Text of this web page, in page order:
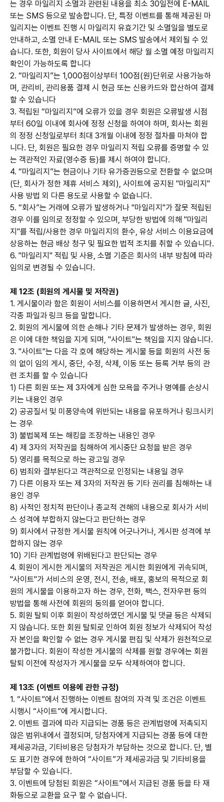
는 경우 마일리지 소멸과 관련된 내용을 최소 30일전에 E-MAIL
또는 SMS 등으로 발송합니다. 단, 특정 이벤트를 통해 제공된 마
일리지는 이벤트 진행 시 마일리지 유효기간 및 소멸일을 별도로
안내하고, 소멸 안내 E-MAIL 또는 SMS 발송에서 제외될 수 있
습니다. 또한, 회원이 당사 사이트에서 해당 월 소멸 예정 마일리지
확인이 가능하도록 합니다
2. “마일리지”는 1,000점이상부터 100점(원)단위로 사용가능하
며, 관리비, 관리용품 결제 시 현금 또는 신용카드와 합산하여 결제
할 수 있습니다
3. 적립된 “마일리지”에 오류가 있을 경우 회원은 오류발생 시점
부터 60일 이내에 회사에 정정 신청을 하여야 하며, 회사는 회원
의 정정 신청일로부터 최대 3개월 이내에 정정 절차를 마쳐야 합
니다. 단, 회원은 필요한 경우 마일리지 적립 오류를 증명할 수 있
는 객관적인 자료(영수증 등)를 제시 하여야 합니다.
4. “마일리지”는 현금이나 기타 유가증권등으로 전환할 수 없으며
(단, 회사가 정한 제휴 서비스 제외), 사이트에 공지된 "마일리지"
사용 방법 외 다른 용도로 사용할 수 없습니다.
5. “회사”는 거래에 오류가 발생하거나 "마일리지"가 잘못 적립된
경우 이를 임의로 정정할 수 있으며, 부당한 방법에 의해 "마일리
지"를 적립/사용한 경우 마일리지의 환수, 유상 서비스 이용요금에
상응하는 현금 배상 청구 및 필요한 법적 조치를 취할 수 있습니다.
6. "마일리지" 적립 및 사용, 소멸 기준은 회사의 내부 방침에 따라
임의로 변경될 수 있습니다.
제 12조 (회원의 게시물 및 저작권)
1. 게시물이라 함은 회원이 서비스를 이용하면서 게시한 글, 사진,
각종 파일과 링크 등을 말합니다.
2. 회원의 게시물에 의한 손해나 기타 문제가 발생하는 경우, 회원
은 이에 대한 책임을 지게 되며, "사이트"는 책임을 지지 않습니다.
3. "사이트"는 다음 각 호에 해당하는 게시물 등을 회원의 사전 동
의 없이 임의 게시, 중단, 수정, 삭제, 이동 또는 등록 거부 등의 관
련 조치를 할 수 있습니다
1) 다른 회원 또는 제 3자에게 심한 모욕을 주거나 명예를 손상시
키는 내용인 경우
2) 공공질서 및 미풍양속에 위반되는 내용을 유포하거나 링크시키
는 경우
3) 불법복제 또는 해킹을 조장하는 내용인 경우
4) 제 3자의 저작권을 침해하여 게시중단 요청을 받은 경우
5) 영리를 목적으로 하는 광고일 경우
6) 범죄와 결부된다고 객관적으로 인정되는 내용일 경우
7) 다른 이용자 또는 제 3자의 저작권 등 기타 권리를 침해하는 내
용인 경우
8) 사적인 정치적 판단이나 종교적 견해의 내용으로 회사가 서비
스 성격에 부합하지 않는다고 판단하는 경우
9) 회사에서 규정한 게시물 원칙에 어긋나거나, 게시판 성격에 부
합하지 않는 경우
10) 기타 관계법령에 위배된다고 판단되는 경우
4. 회원이 게시한 게시물의 저작권은 게시한 회원에게 귀속되며,
"사이트"가 서비스의 운영, 전시, 전송, 배포, 홍보의 목적으로 회
원의 게시물을 이용하고자 하는 경우, 전화, 팩스, 전자우편 등의
방법을 통해 사전에 회원의 동의를 얻어야 합니다.
5. 회원 탈퇴 이후 회원이 작성하였던 게시물 및 댓글 등은 삭제되
지 않습니다. 또한 회원 탈퇴로 인하여 회원 정보가 삭제되어 작성
자 본인을 확인할 수 없는 경우 게시물 편집 및 삭제가 원천적으로
불가합니다. 회원이 작성한 게시물의 삭제를 원할 경우에는 회원
탈퇴 이전에 작성자가 게시물을 모두 삭제하여야 합니다.
제 13조 (이벤트 이용에 관한 규정)
1. “사이트”에서 진행하는 이벤트 참여의 자격 및 조건은 이벤트
시행시 “사이트”에 게시합니다.
2. 이벤트 결과에 따라 지급되는 경품 등은 관계법령에 저촉되지
않은 범위내에서 결정되며, 당첨자에게 지급되는 경품 등에 대한
제세공과금, 기타비용은 당첨자가 부담하는 것으로 합니다. 단, 별
도 표기한 경우에 한하여 “사이트”가 제세공과금 및 기타비용을
부담할 수 있습니다.
3. 이벤트에 당첨된 회원은 “사이트”에서 지급된 경품 등을 타 재
화등으로 교환을 요구 할 수 없습니다.